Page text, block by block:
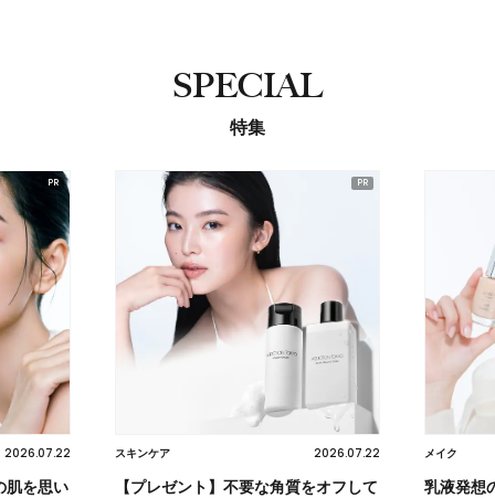
SPECIAL
特集
2026.07.22
オフして
メイク 2026.08.06
乳液発想のミルク ファンデーション
スキンケア
諦めてい